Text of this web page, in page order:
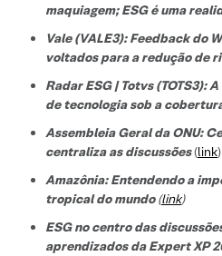
maquiagem; ESG é uma
Vale (VALE3): Feedback do
voltados para a redução de
Radar ESG | Totvs (TOTS3):
de tecnologia sob a
Assembleia Geral da ONU:
centraliza as discussões(link)
Amazônia: Entendendo a
tropical do mundo (link)
ESG no centro das
aprendizados da Expert XP